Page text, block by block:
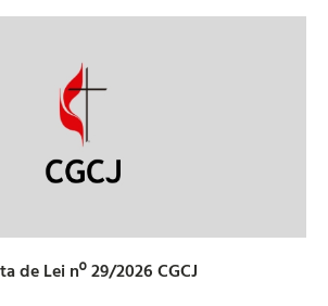
de Lei nº 29/2026 CGCJ